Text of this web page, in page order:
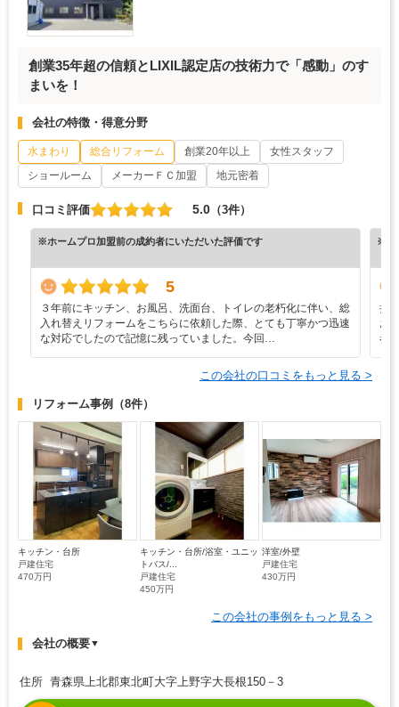
創業35年超の信頼とLIXIL認定店の技術力で「感動」のす
まいを！
会社の特徴・得意分野
水まわり 総合リフォーム 創業20年以上
女性スタッフ
ショールーム
メーカーＦＣ加盟 地元密着
口コミ評価 5.0 （3件）
※ホームプロ加盟前の成約者にいただいた評価です
5
３年前にキッチン、お風呂、洗面台、トイレの老朽化に伴い、総
入れ替えリフォームをこちらに依頼した際、とても丁寧かつ迅速
な対応でしたので記憶に残っていました。今回…
※ホ
折
お
者
この会社の口コミをもっと見る >
リフォーム事例 （8件）
キッチン・台所
戸建住宅
470万円
キッチン・台所/浴室・ユニッ
トバス/...
戸建住宅
450万円
洋室/外壁
戸建住宅
430万円
この会社の事例をもっと見る >
会社の概要▼
住所 青森県上北郡東北町大字上野字大長根150－3